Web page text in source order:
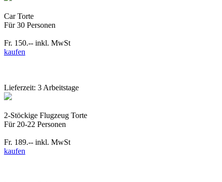
Car Torte
Für 30 Personen
Fr. 150.-- inkl. MwSt
kaufen
Lieferzeit: 3 Arbeitstage
2-Stöckige Flugzeug Torte
Für 20-22 Personen
Fr. 189.-- inkl. MwSt
kaufen